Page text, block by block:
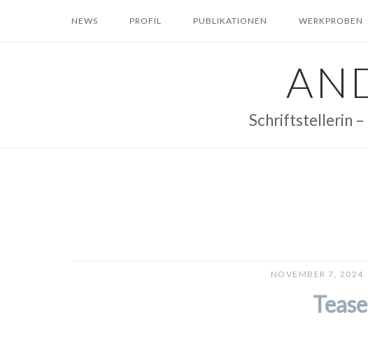
NEWS PROFIL PUBLIKATIONEN WERKPROBEN
Schriftstellerin –
NOVEMBER 7, 2024